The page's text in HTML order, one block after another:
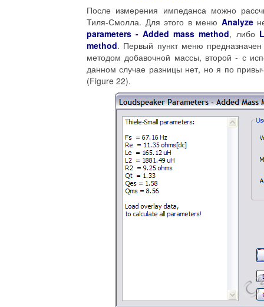
После измерения импеданса можно
Тиля-Смолла. Для этого в меню Analyze
parameters - Added mass method, либо
method. Первый пункт меню
методом добавочной массы, второй - с
данном случае разницы нет, но я по
(Figure 22).